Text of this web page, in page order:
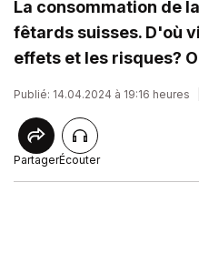
La consommation de
fêtards suisses. D'où
effets et les risques?
Publié: 14.04.2024 à 19:16 heures
PartagerÉcouter